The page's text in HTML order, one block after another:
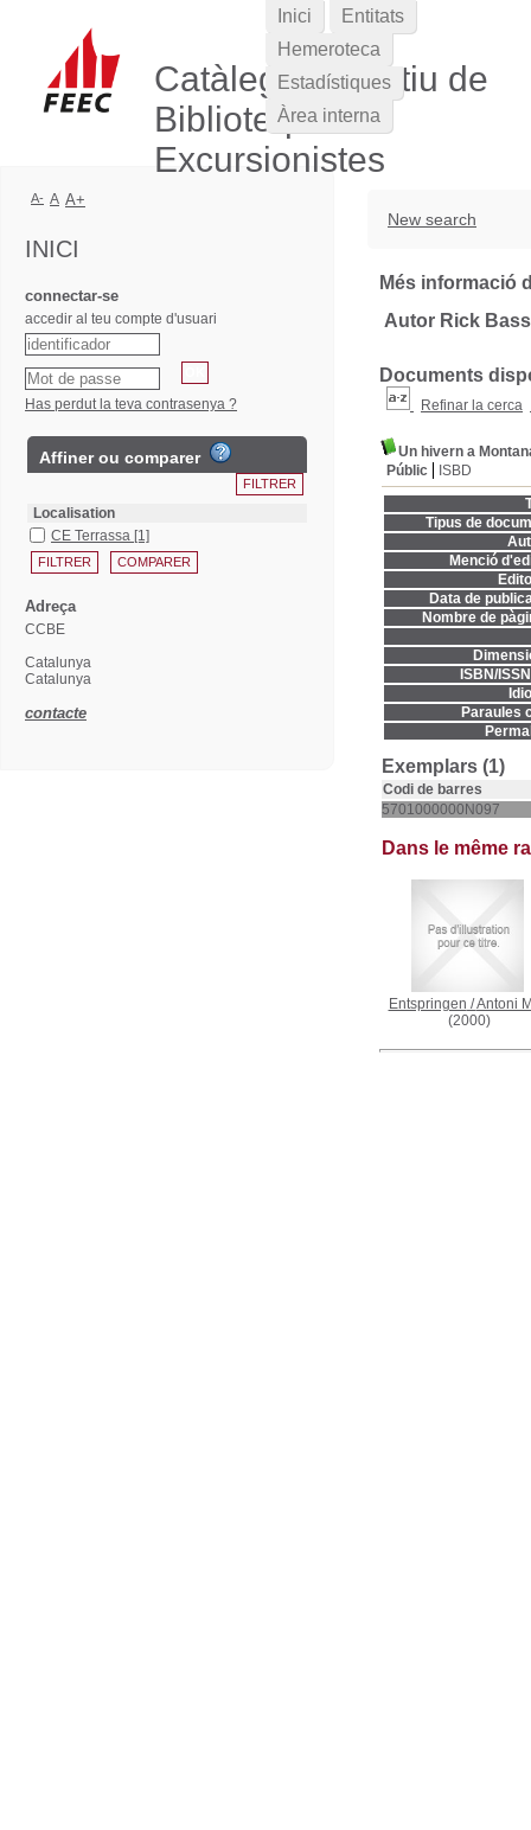
Catàleg Col·lectiu de
Biblioteques
Excursionistes
New search
Més informació
Autor Rick
Documents
Refinar la cerca
Un hivern a
Públic
ISBD
Tipus de
Menció
Data de
Nombre de
ISBN/
Paraules
Exemplars (1)
Codi de barres
5701000000N097
Dans le même
Entspringen /Antoni
(2000)
Inici
Entitats
Hemeroteca
Estadístiques
Àrea interna
A- A A+
INICI
connectar-se
accedir al teu compte d'usuari
Has perdut la teva contrasenya ?
Affiner ou comparer
Localisation
CE Terrassa [1]
Adreça
CCBE
Catalunya
Catalunya
contacte